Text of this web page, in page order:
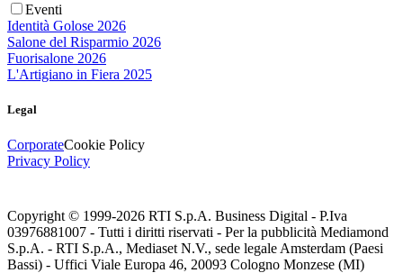
Eventi
Identità Golose 2026
Salone del Risparmio 2026
Fuorisalone 2026
L'Artigiano in Fiera 2025
Legal
CorporateCookie Policy
Privacy Policy
Copyright © 1999-2026 RTI S.p.A. Business Digital - P.Iva
03976881007 - Tutti i diritti riservati - Per la pubblicità Mediamond
S.p.A. - RTI S.p.A., Mediaset N.V., sede legale Amsterdam (Paesi
Bassi) - Uffici Viale Europa 46, 20093 Cologno Monzese (MI)